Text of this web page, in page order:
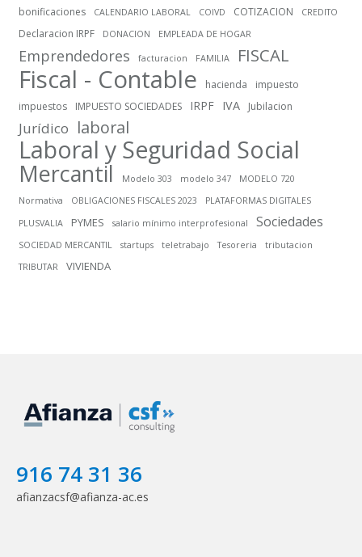
bonificaciones CALENDARIO LABORAL COIVD COTIZACION CREDITO
Declaracion IRPF DONACION EMPLEADA DE HOGAR
Emprendedores facturacion FAMILIA FISCAL
Fiscal - Contable hacienda
impuesto
impuestos
IMPUESTO SOCIEDADES IRPF IVA Jubilacion
Jurídico laboral
Laboral y Seguridad Social
Mercantil Modelo 303 modelo 347
MODELO 720
Normativa
OBLIGACIONES FISCALES 2023
PLATAFORMAS DIGITALES
PLUSVALIA
PYMES salario mínimo interprofesional Sociedades
SOCIEDAD MERCANTIL startups teletrabajo Tesoreria
tributacion
TRIBUTAR
VIVIENDA
916 74 31 36
afianzacsf@afianza-ac.es